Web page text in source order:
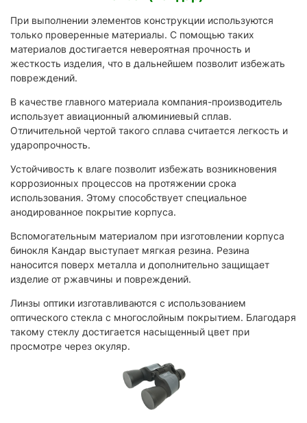
При выполнении элементов конструкции используются
только проверенные материалы. С помощью таких
материалов достигается невероятная прочность и
жесткость изделия, что в дальнейшем позволит избежать
повреждений.
В качестве главного материала компания-производитель
использует авиационный алюминиевый сплав.
Отличительной чертой такого сплава считается легкость и
ударопрочность.
Устойчивость к влаге позволит избежать возникновения
коррозионных процессов на протяжении срока
использования. Этому способствует специальное
анодированное покрытие корпуса.
Вспомогательным материалом при изготовлении корпуса
бинокля Кандар выступает мягкая резина. Резина
наносится поверх металла и дополнительно защищает
изделие от ржавчины и повреждений.
Линзы оптики изготавливаются с использованием
оптического стекла с многослойным покрытием. Благодаря
такому стеклу достигается насыщенный цвет при
просмотре через окуляр.